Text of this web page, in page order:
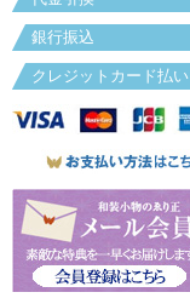
銀行振込
クレジットカード払い